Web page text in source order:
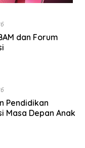
dan Forum
Pendidikan
Masa Depan Anak